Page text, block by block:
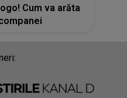
Cum va arăta